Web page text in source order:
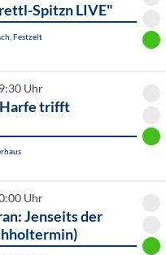
Spitzn LIVE"
Festzelt
Uhr
trifft
Uhr
Jenseits der